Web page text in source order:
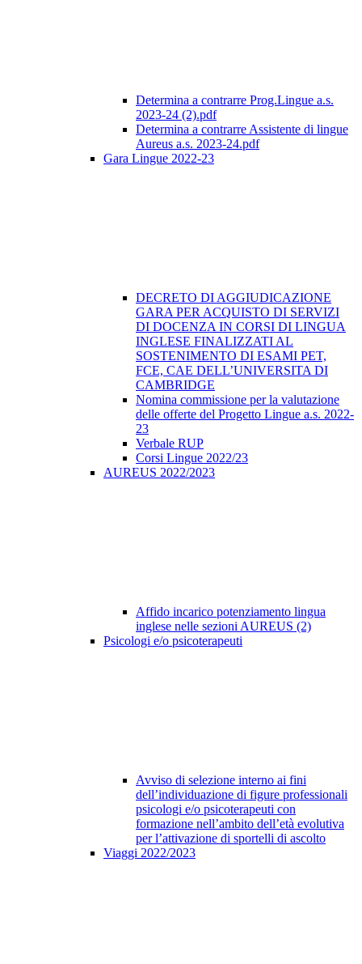
Determina a contrarre Prog.Lingue a.s.
2023-24 (2).pdf
Determina a contrarre Assistente di lingue
Aureus a.s. 2023-24.pdf
Gara Lingue 2022-23
DECRETO DI AGGIUDICAZIONE
GARA PER ACQUISTO DI SERVIZI
DI DOCENZA IN CORSI DI LINGUA
INGLESE FINALIZZATI AL
SOSTENIMENTO DI ESAMI PET,
FCE, CAE DELL’UNIVERSITA DI
CAMBRIDGE
Nomina commissione per la valutazione
delle offerte del Progetto Lingue a.s. 2022-
23
Verbale RUP
Corsi Lingue 2022/23
AUREUS 2022/2023
Affido incarico potenziamento lingua
inglese nelle sezioni AUREUS (2)
Psicologi e/o psicoterapeuti
Avviso di selezione interno ai fini
dell’individuazione di figure professionali
psicologi e/o psicoterapeuti con
formazione nell’ambito dell’età evolutiva
per l’attivazione di sportelli di ascolto
Viaggi 2022/2023